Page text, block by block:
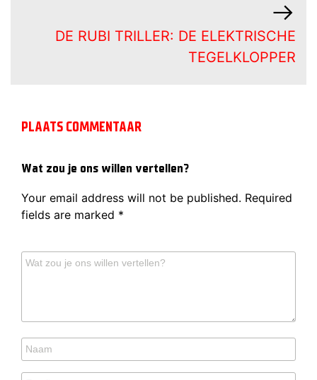
DE RUBI TRILLER: DE ELEKTRISCHE
TEGELKLOPPER
PLAATS COMMENTAAR
Wat zou je ons willen vertellen?
Your email address will not be published. Required
fields are marked *